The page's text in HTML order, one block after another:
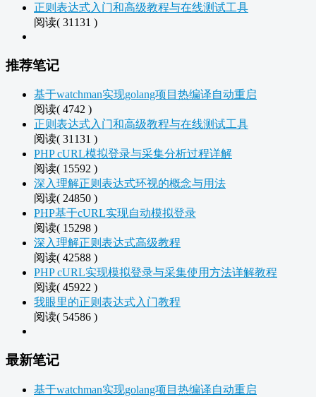
正则表达式入门和高级教程与在线测试工具
阅读( 31131 )
推荐笔记
基于watchman实现golang项目热编译自动重启
阅读( 4742 )
正则表达式入门和高级教程与在线测试工具
阅读( 31131 )
PHP cURL模拟登录与采集分析过程详解
阅读( 15592 )
深入理解正则表达式环视的概念与用法
阅读( 24850 )
PHP基于cURL实现自动模拟登录
阅读( 15298 )
深入理解正则表达式高级教程
阅读( 42588 )
PHP cURL实现模拟登录与采集使用方法详解教程
阅读( 45922 )
我眼里的正则表达式入门教程
阅读( 54586 )
最新笔记
基于watchman实现golang项目热编译自动重启